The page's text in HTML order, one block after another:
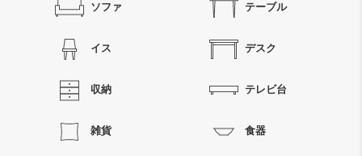
ソファ テーブル
イス デスク
収納 テレビ台
雑貨 食器